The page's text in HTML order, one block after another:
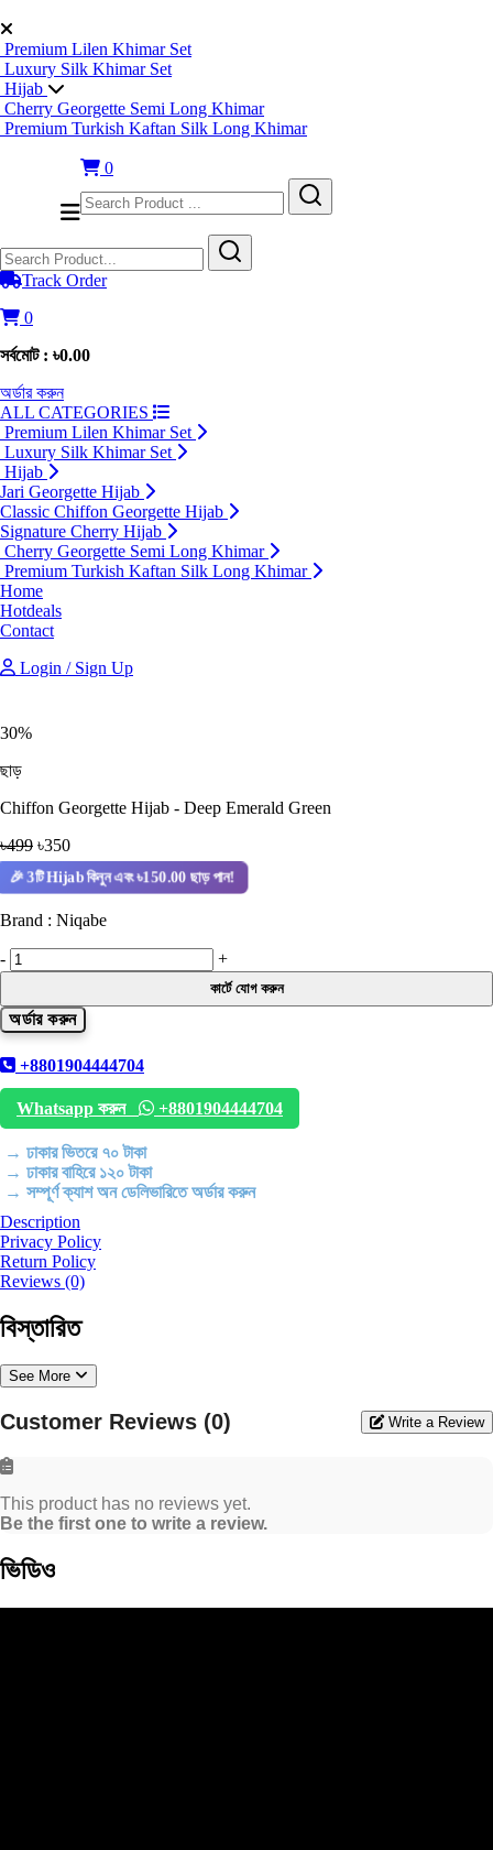
Premium Lilen Khimar Set
Luxury Silk Khimar Set
Hijab
Cherry Georgette Semi Long Khimar
Premium Turkish Kaftan Silk Long Khimar
0
Track Order
0
সর্বমোট : ৳0.00
অর্ডার করুন
ALL CATEGORIES
Premium Lilen Khimar Set
Luxury Silk Khimar Set
Hijab
Jari Georgette Hijab
Classic Chiffon Georgette Hijab
Signature Cherry Hijab
Cherry Georgette Semi Long Khimar
Premium Turkish Kaftan Silk Long Khimar
Home
Hotdeals
Contact
Login / Sign Up
30%
ছাড়
Chiffon Georgette Hijab - Deep Emerald Green
৳499 ৳350
🎉 3টি Hijab কিনুন এবং ৳150.00 ছাড় পান!
Brand : Niqabe
- +
কার্টে যোগ করুন
+8801904444704
Whatsapp করুন +8801904444704
→ ঢাকার ভিতরে ৭০ টাকা
→ ঢাকার বাহিরে ১২০ টাকা
→ সম্পূর্ণ ক্যাশ অন ডেলিভারিতে অর্ডার করুন
Description
Privacy Policy
Return Policy
Reviews (0)
বিস্তারিত
See More
Customer Reviews (0) Write a Review
This product has no reviews yet.
Be the first one to write a review.
ভিডিও